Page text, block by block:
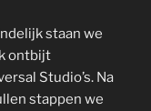
staan we
ontbijt
Studio’s. Na
stappen we